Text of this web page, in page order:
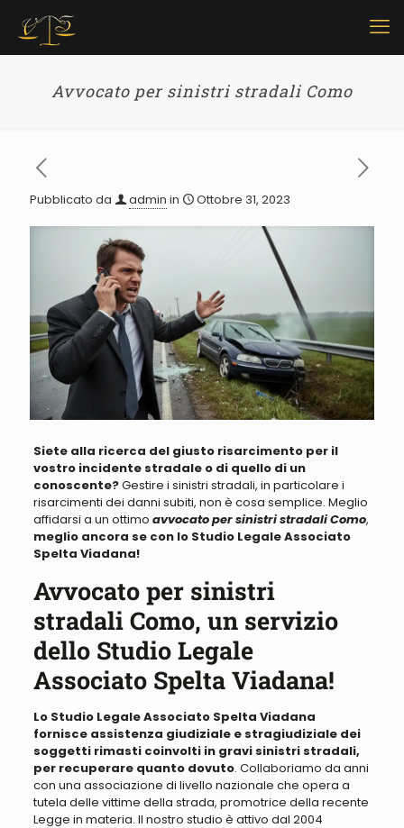
Avvocato per sinistri stradali Como
Pubblicato da admin in Ottobre 31, 2023
Siete alla ricerca del giusto risarcimento per il
vostro incidente stradale o di quello di un
conoscente?Gestire i sinistri stradali, in particolare i
risarcimenti dei danni subiti, non è cosa semplice. Meglio
affidarsi a un ottimo avvocato per sinistri stradali Como,
meglio ancora se con lo Studio Legale Associato
Spelta Viadana!
Avvocato per sinistri
stradali Como, un servizio
dello Studio Legale
Associato Spelta Viadana!
Lo Studio Legale Associato Spelta Viadana
fornisce assistenza giudiziale e stragiudiziale dei
soggetti rimasti coinvolti in gravi sinistri stradali,
per recuperare quanto dovuto. Collaboriamo da anni
con una associazione di livello nazionale che opera a
tutela delle vittime della strada, promotrice della recente
Legge in materia. Il nostro studio è attivo dal 2004